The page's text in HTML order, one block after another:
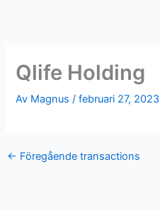
Qlife Holding
Av Magnus/februari 27, 2023
← Föregående transactions